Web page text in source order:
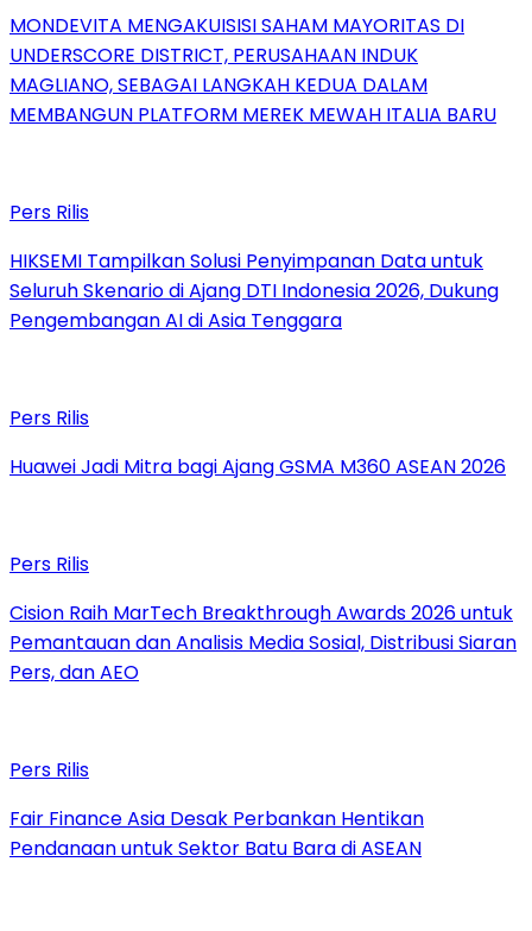
MONDEVITA MENGAKUISISI SAHAM MAYORITAS DI
UNDERSCORE DISTRICT, PERUSAHAAN INDUK
MAGLIANO, SEBAGAI LANGKAH KEDUA DALAM
MEMBANGUN PLATFORM MEREK MEWAH ITALIA BARU
Pers Rilis
HIKSEMI Tampilkan Solusi Penyimpanan Data untuk
Seluruh Skenario di Ajang DTI Indonesia 2026, Dukung
Pengembangan AI di Asia Tenggara
Pers Rilis
Huawei Jadi Mitra bagi Ajang GSMA M360 ASEAN 2026
Pers Rilis
Cision Raih MarTech Breakthrough Awards 2026 untuk
Pemantauan dan Analisis Media Sosial, Distribusi Siaran
Pers, dan AEO
Pers Rilis
Fair Finance Asia Desak Perbankan Hentikan
Pendanaan untuk Sektor Batu Bara di ASEAN